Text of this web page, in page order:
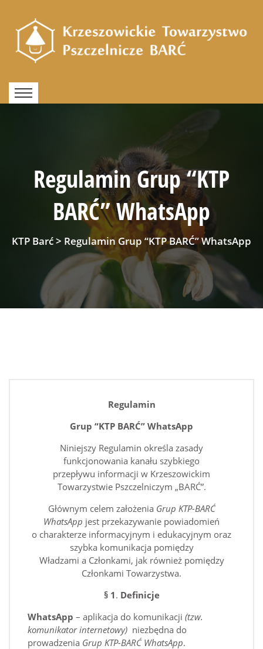
Regulamin Grup “KTP
BARĆ” WhatsApp
KTP Barć> Regulamin Grup “KTP BARĆ” WhatsApp
Regulamin
Grup “KTP BARĆ” WhatsApp
Niniejszy Regulamin określa zasady
funkcjonowania kanału szybkiego
przepływu informacji w Krzeszowickim
Towarzystwie Pszczelniczym „BARĆ”.
Głównym celem założenia Grup KTP-BARĆ
WhatsApp jest przekazywanie powiadomień
o charakterze informacyjnym i edukacyjnym oraz
szybka komunikacja pomiędzy
Władzami a Członkami, jak również pomiędzy
Członkami Towarzystwa.
§ 1. Definicje
WhatsApp – aplikacja do komunikacji (tzw.
komunikator internetowy) niezbędna do
prowadzenia Grup KTP-BARĆ WhatsApp.